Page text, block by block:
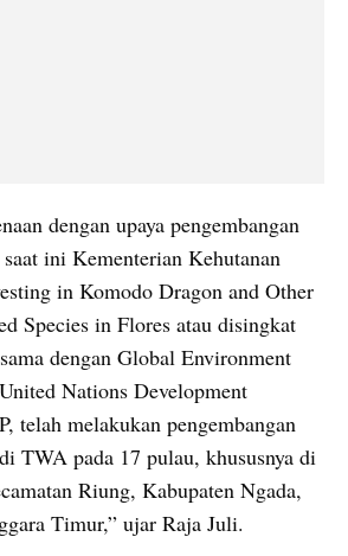
dengan upaya pengembangan
ini Kementerian Kehutanan
in Komodo Dragon and Other
Species in Flores atau disingkat
dengan Global Environment
Nations Development
telah melakukan pengembangan
TWA pada 17 pulau, khususnya di
Riung, Kabupaten Ngada,
Timur,” ujar Raja Juli.